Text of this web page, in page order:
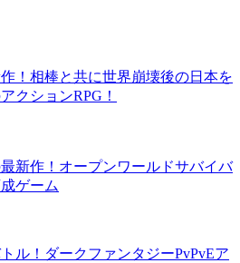
！相棒と共に世界崩壊後の日本を
クションRPG！
新作！オープンワールドサバイバ
ゲーム
ル！ダークファンタジーPvPvEア